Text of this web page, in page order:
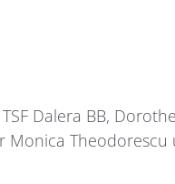
Dalera BB,
Monica Theodorescu